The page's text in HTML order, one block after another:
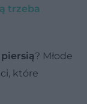
trzeba
? Młode
które